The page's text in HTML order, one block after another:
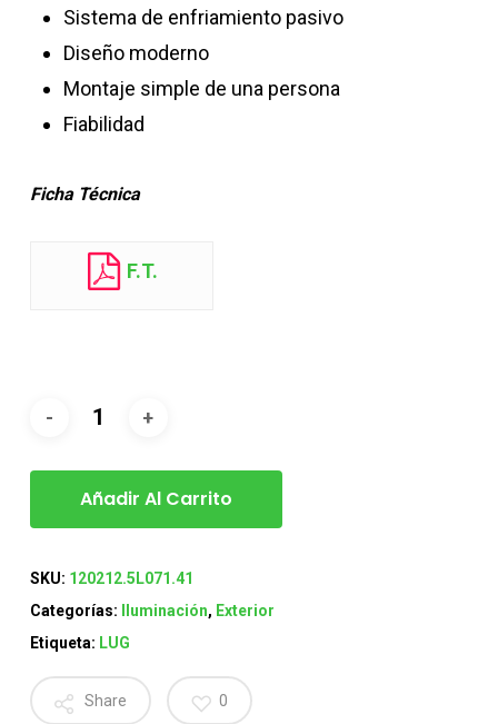
Sistema de enfriamiento pasivo
Diseño moderno
Montaje simple de una persona
Fiabilidad
Ficha Técnica
F.T.
Añadir Al Carrito
SKU: 120212.5L071.41
Categorías:
Iluminación, Exterior
Etiqueta: LUG
Share 0